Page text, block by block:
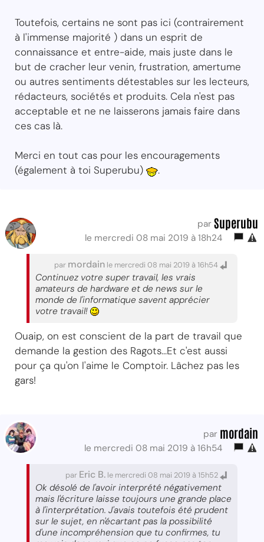
Toutefois, certains ne sont pas ici (contrairement
à l'immense majorité ) dans un esprit de
connaissance et entre-aide, mais juste dans le
but de cracher leur venin, frustration, amertume
ou autres sentiments détestables sur les lecteurs,
rédacteurs, sociétés et produits. Cela n'est pas
acceptable et ne ne laisserons jamais faire dans
ces cas là.
Merci en tout cas pour les encouragements
(également à toi Superubu)
.
par Superubu
le mercredi 08 mai 2019 à 18h24
par mordain le mercredi 08 mai 2019 à 16h54
Continuez votre super travail, les vrais
amateurs de hardware et de news sur le
monde de l'informatique savent apprécier
votre travail!
Ouaip, on est conscient de la part de travail que
demande la gestion des Ragots...Et c'est aussi
pour ça qu'on l'aime le Comptoir. Lâchez pas les
gars!
par mordain
le mercredi 08 mai 2019 à 16h54
par Eric B. le mercredi 08 mai 2019 à 15h52
Ok désolé de l'avoir interprété négativement
mais l'écriture laisse toujours une grande place
à l'interprétation. J'avais toutefois été prudent
sur le sujet, en n'écartant pas la possibilité
d'une incompréhension que tu confirmes, tu